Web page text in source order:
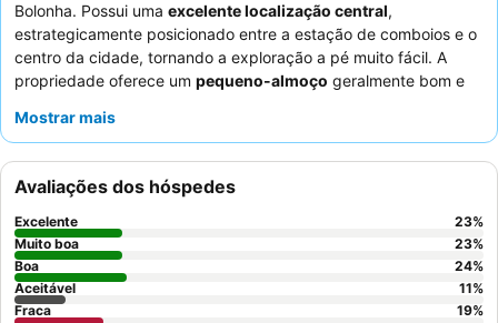
Bolonha. Possui uma excelente localização central,
estrategicamente posicionado entre a estação de comboios e o
centro da cidade, tornando a exploração a pé muito fácil. A
propriedade oferece um pequeno-almoço geralmente bom e
agradável começo de dia. Os hóspedes elogiam
staff multilingue, que está sempre pronto a ajudar. Para uma
experiência mais tranquila, os hóspedes devem solicitar um
quarto virado para o jardim.
Mostrar mais
Avaliações dos hóspedes
Excelente 23%
Muito boa
23%
Boa
24%
Aceitável
11%
Fraca
19%